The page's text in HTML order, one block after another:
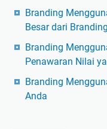
Branding
Besar dari Branding
Branding
Penawaran Nilai
Branding
Anda